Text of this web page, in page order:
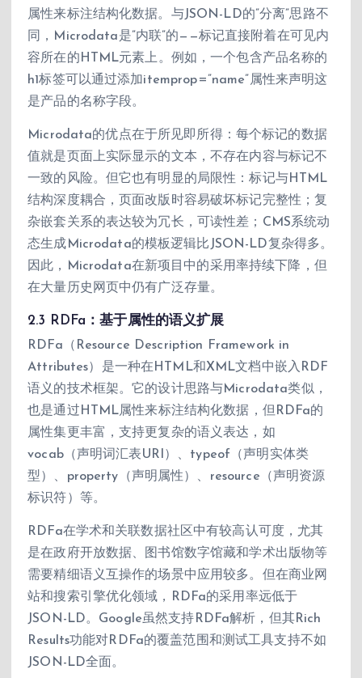
属性来标注结构化数据。与JSON-LD的”分离”思路不
同，Microdata是”内联”的——标记直接附着在可见内
容所在的HTML元素上。例如，一个包含产品名称的
h1标签可以通过添加itemprop=”name”属性来声明这
是产品的名称字段。
Microdata的优点在于所见即所得：每个标记的数据
值就是页面上实际显示的文本，不存在内容与标记不
一致的风险。但它也有明显的局限性：标记与HTML
结构深度耦合，页面改版时容易破坏标记完整性；复
杂嵌套关系的表达较为冗长，可读性差；CMS系统动
态生成Microdata的模板逻辑比JSON-LD复杂得多。
因此，Microdata在新项目中的采用率持续下降，但
在大量历史网页中仍有广泛存量。
2.3 RDFa：基于属性的语义扩展
RDFa（Resource Description Framework in
Attributes）是一种在HTML和XML文档中嵌入RDF
语义的技术框架。它的设计思路与Microdata类似，
也是通过HTML属性来标注结构化数据，但RDFa的
属性集更丰富，支持更复杂的语义表达，如
vocab（声明词汇表URI）、typeof（声明实体类
型）、property（声明属性）、resource（声明资源
标识符）等。
RDFa在学术和关联数据社区中有较高认可度，尤其
是在政府开放数据、图书馆数字馆藏和学术出版物等
需要精细语义互操作的场景中应用较多。但在商业网
站和搜索引擎优化领域，RDFa的采用率远低于
JSON-LD。Google虽然支持RDFa解析，但其Rich
Results功能对RDFa的覆盖范围和测试工具支持不如
JSON-LD全面。